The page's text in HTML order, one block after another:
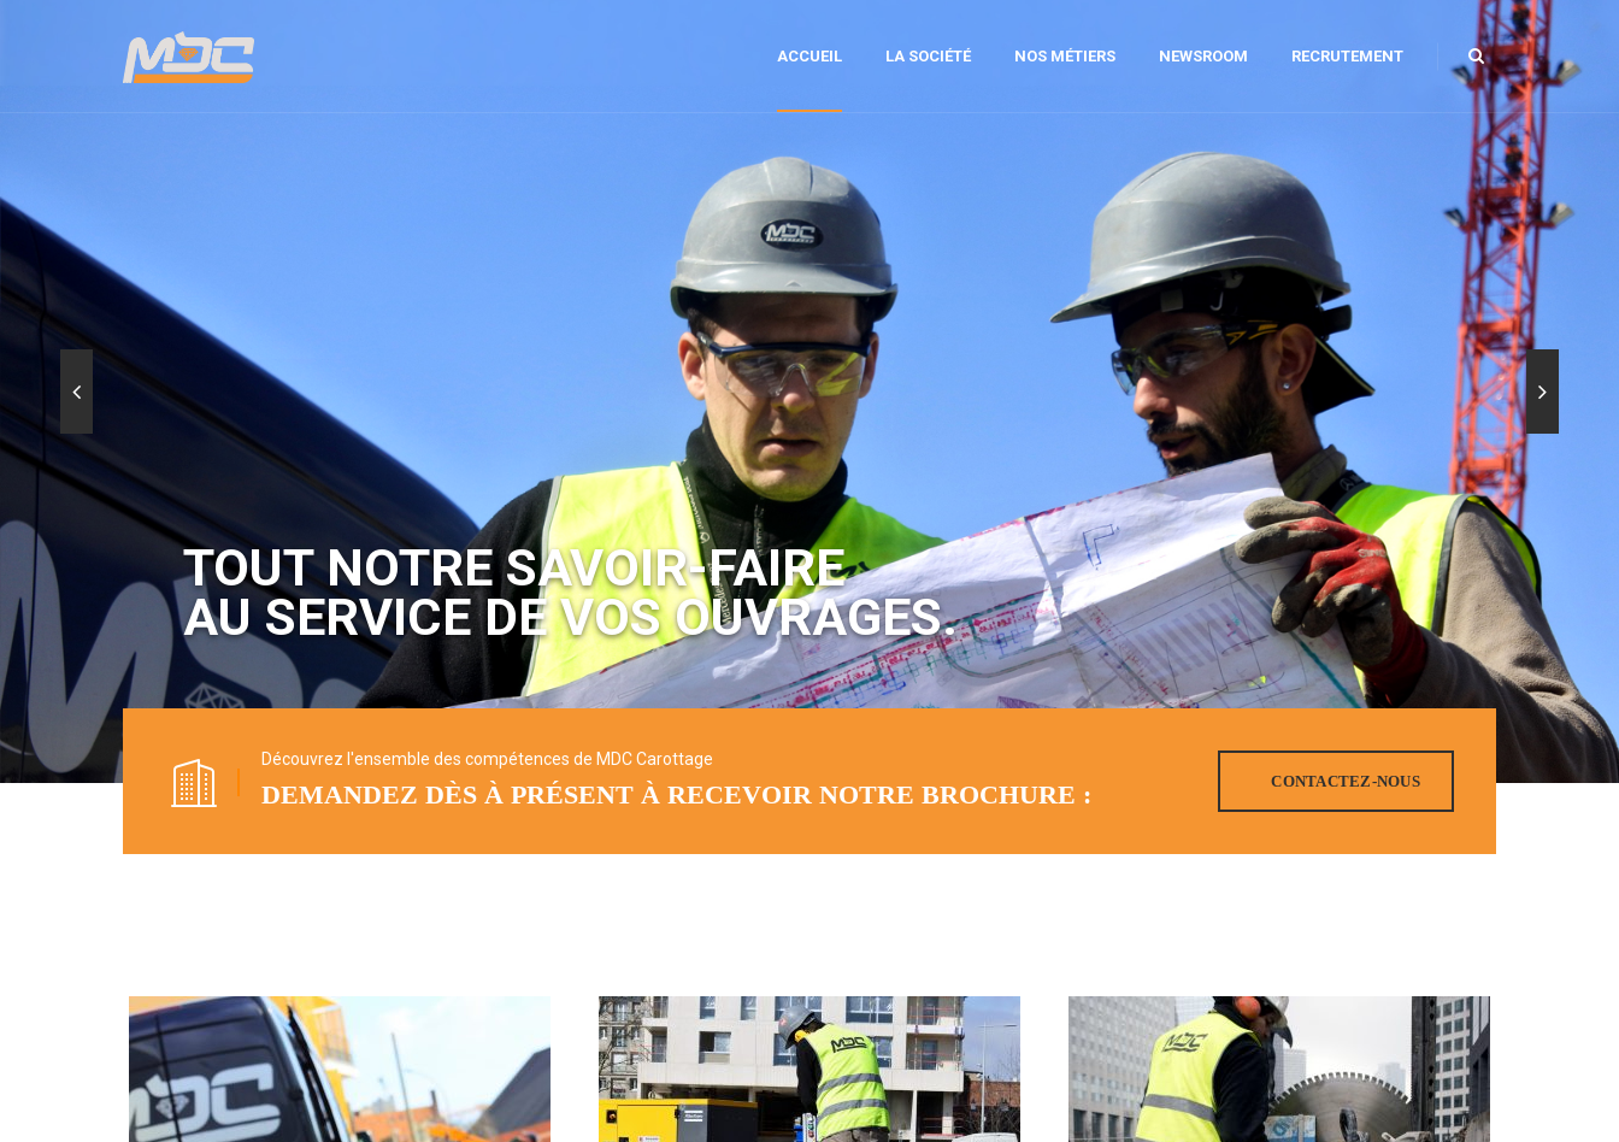
ACCUEIL LA SOCIÉTÉ NOS MÉTIERS
MOBILIER URBAIN
SCIAGE ET CAROTTAGE
DIAMANT
PRÉPARATION DE SOLS
NEWSROOM RECRUTEMENT
TOUT NOTRE SAVOIR-FAIRE
AU SERVICE DE VOS OUVRAGES.
Découvrez l'ensemble des compétences de MDC Carottage
DEMANDEZ DÈS À PRÉSENT À RECEVOIR NOTRE BROCHURE : CONTACTEZ-NOUS